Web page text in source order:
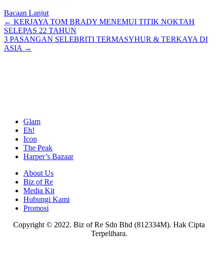
Bacaan Lanjut
Posts
navigation
← KERJAYA TOM BRADY MENEMUI TITIK NOKTAH
SELEPAS 22 TAHUN
3 PASANGAN SELEBRITI TERMASYHUR & TERKAYA DI
ASIA →
Glam
Eh!
Icon
The Peak
Harper’s Bazaar
About Us
Biz of Re
Media Kit
Hubungi Kami
Promosi
Copyright © 2022. Biz of Re Sdn Bhd (812334M). Hak Cipta
Terpelihara.